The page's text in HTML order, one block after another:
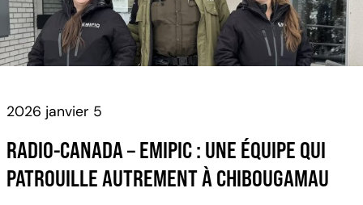
RADIO-CANADA – EMIPIC : UNE ÉQUIPE QUI
PATROUILLE AUTREMENT À CHIBOUGAMAU
2026 janvier 5